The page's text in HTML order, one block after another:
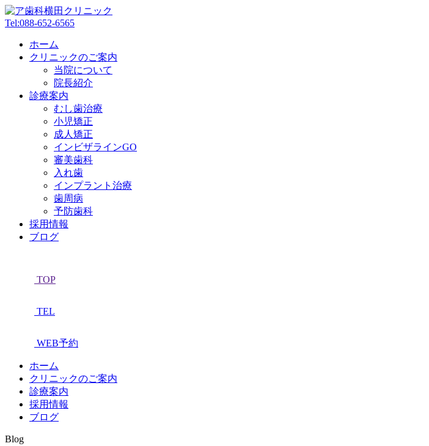
Tel:088-652-6565
ホーム
クリニックのご案内
当院について
院長紹介
診療案内
むし歯治療
小児矯正
成人矯正
インビザラインGO
審美歯科
入れ歯
インプラント治療
歯周病
予防歯科
採用情報
ブログ
TOP
TEL
WEB予約
ホーム
クリニックのご案内
診療案内
採用情報
ブログ
Blog